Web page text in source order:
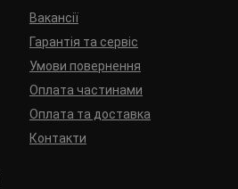
Вакансії
Гарантія та сервіс
Умови повернення
Оплата та доставка
Оплата частинами
Контакти